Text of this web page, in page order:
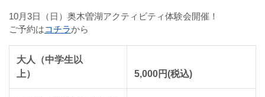
10月3日（日）奥木曽湖アクティビティ体験会開催！
ご予約はコチラから
大人（中学生以
上）
5,000円(税込)